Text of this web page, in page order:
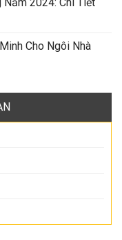
Cho Ngôi Nhà